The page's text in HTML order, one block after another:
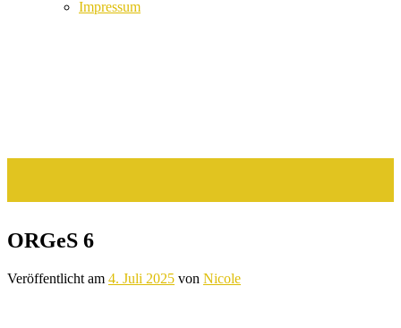
Impressum
ORGeS 6
Veröffentlicht am 4. Juli 2025 von Nicole